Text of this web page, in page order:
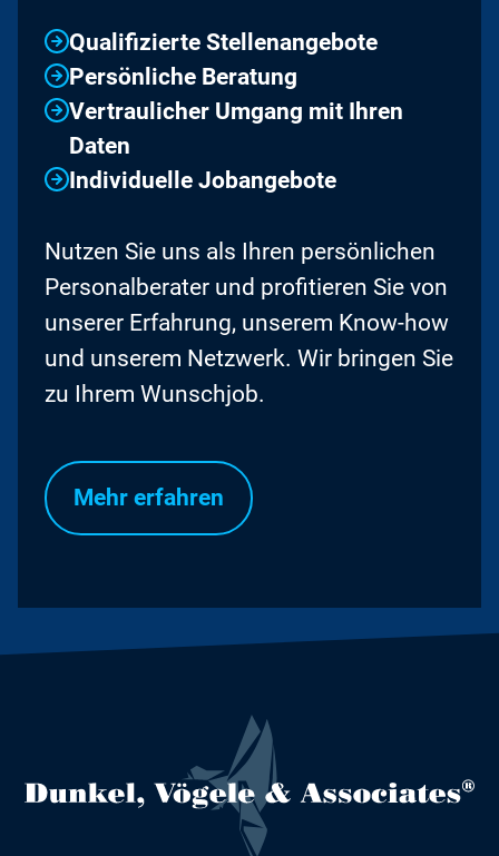
Qualifizierte Stellenangebote
Persönliche Beratung
Vertraulicher Umgang mit Ihren
Daten
Individuelle Jobangebote
Nutzen Sie uns als Ihren persönlichen
Personalberater und profitieren Sie von
unserer Erfahrung, unserem Know-how
und unserem Netzwerk. Wir bringen Sie
zu Ihrem Wunschjob.
Mehr erfahren